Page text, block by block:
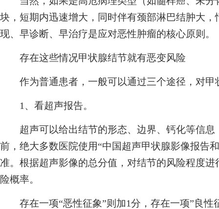
块，短期内迅速增大，同时伴有颈部淋巴结肿大
现、早诊断、早治疗是应对恶性肿瘤的核心原则。
存在这些情况甲状腺结节就有恶变风险
作为普通患者，一般可以通过三个途径，对甲
1、看超声报告。
超声可以给出结节的形态、边界、钙化等信息
前，绝大多数医院使用“中国超声甲状腺影像报告
准。根据超声影像的总分值，对结节的风险程度
险概率。
存在一项“恶性征象”则加1分，存在一项”良性